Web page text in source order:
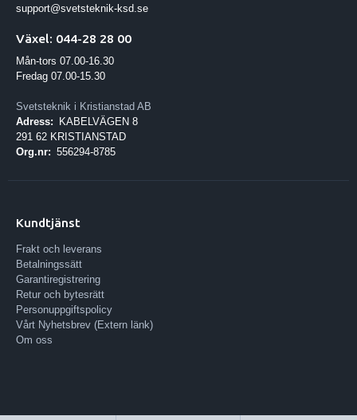
support@svetsteknik-ksd.se
Växel: 044-28 28 00
Mån-tors 07.00-16.30
Fredag 07.00-15.30
Svetsteknik i Kristianstad AB
Adress:
KABELVÄGEN 8
291 62 KRISTIANSTAD
Org.nr: 556294-8785
Kundtjänst
Frakt och leverans
Betalningssätt
Garantiregistrering
Retur och bytesrätt
Personuppgiftspolicy
Vårt Nyhetsbrev (Extern länk)
Om oss